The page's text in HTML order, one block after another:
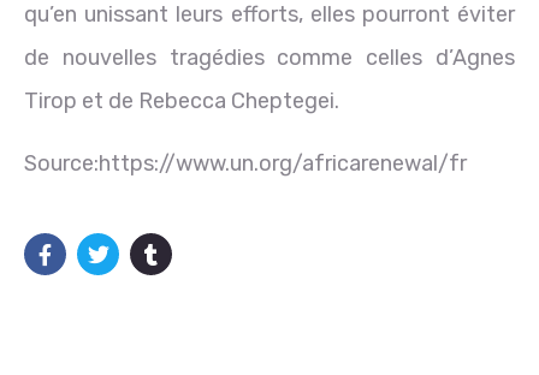
qu’en unissant leurs efforts, elles pourront éviter
de nouvelles tragédies comme celles d’Agnes
Tirop et de Rebecca Cheptegei.
Source:https://www.un.org/africarenewal/fr